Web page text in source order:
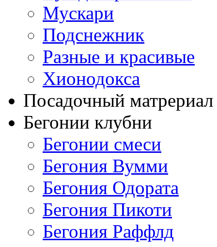
Мускари
Подснежник
Разные и красивые
Хионодокса
Посадочный матрериал
Бегонии клубни
Бегонии смеси
Бегония Вумми
Бегония Одората
Бегония Пикоти
Бегония Раффлд